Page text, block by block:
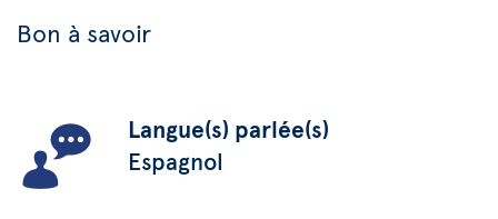
Bon à savoir
Langue(s) parlée(s)
Espagnol